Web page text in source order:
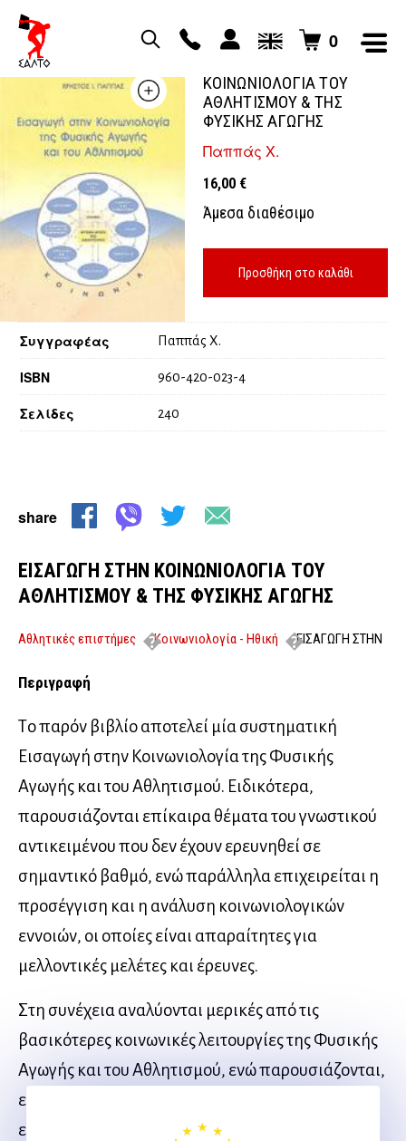
0
ΚΟΙΝΩΝΙΟΛΟΓΙΑ ΤΟΥ
ΑΘΛΗΤΙΣΜΟΥ & ΤΗΣ
ΦΥΣΙΚΗΣ ΑΓΩΓΗΣ
Παππάς Χ.
16,00 €
Άμεσα διαθέσιμο
Προσθήκη στο καλάθι
Συγγραφέας Παππάς Χ.
ISBN 960-420-023-4
Σελίδες 240
share
ΕΙΣΑΓΩΓΗ ΣΤΗΝ ΚΟΙΝΩΝΙΟΛΟΓΙΑ ΤΟΥ
ΑΘΛΗΤΙΣΜΟΥ & ΤΗΣ ΦΥΣΙΚΗΣ ΑΓΩΓΗΣ
Αθλητικές επιστήμες Κοινωνιολογία - Ηθική
ΕΙΣΑΓΩΓΗ ΣΤΗΝ
Περιγραφή
Tο παρόν βιβλίο αποτελεί μία συστηματική
Εισαγωγή στην Κοινωνιολογία της Φυσικής
Αγωγής και του Αθλητισμού. Ειδικότερα,
παρουσιάζονται επίκαιρα θέματα του γνωστικού
αντικειμένου που δεν έχουν ερευνηθεί σε
σημαντικό βαθμό, ενώ παράλληλα επιχειρείται η
προσέγγιση και η ανάλυση κοινωνιολογικών
εννοιών, οι οποίες είναι απαραίτητες για
μελλοντικές μελέτες και έρευνες.
Στη συνέχεια αναλύονται μερικές από τις
βασικότερες κοινωνικές λειτουργίες της Φυσικής
Αγωγής και του Αθλητισμού, ενώ παρουσιάζονται,
επίσης, οι διάφορες μέθοδοι έρευνας που
εφαρμόζονται στον οικείο χώρο. Από τις